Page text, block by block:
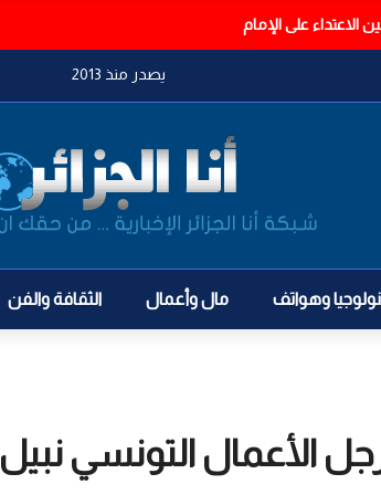
على الإمام
يصدر منذ 2013
وهواتف مال وأعمال الثقافة والفن
الأعمال التونسي نبيل